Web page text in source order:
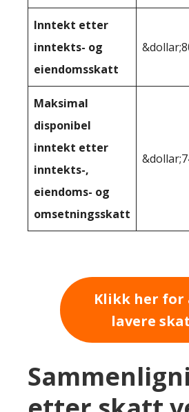
Inntekt etter
inntekts- og
eiendomsskatt
Maksimal
disponibel
inntekt etter
inntekts-,
eiendoms- og
omsetningsskatt
Klikk her for
lavere